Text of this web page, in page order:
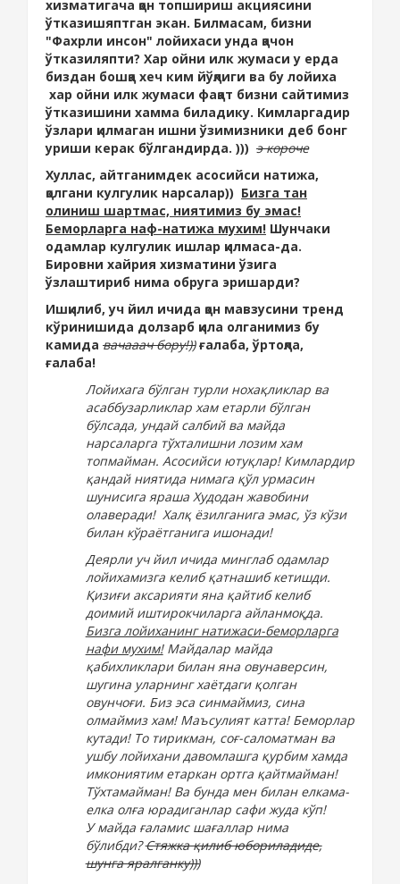
хизматигача қон топшириш акциясини
ўтказишяптган экан. Билмасам, бизни
"Фахрли инсон" лойихаси унда қачон
ўтказиляпти? Хар ойни илк жумаси у ерда
биздан бошқа хеч ким йўқлиги ва бу лойиха
хар ойни илк жумаси фақат бизни сайтимиз
ўтказишини хамма биладику. Кимларгадир
ўзлари қилмаган ишни ўзимизники деб бонг
уриши керак бўлгандирда. ))) э короче
Хуллас, айтганимдек асосийси натижа,
қолгани кулгулик нарсалар)) Бизга тан
олиниш шартмас, ниятимиз бу эмас!
Беморларга наф-натижа мухим! Шунчаки
одамлар кулгулик ишлар қилмаса-да.
Бировни хайрия хизматини ўзига
ўзлаштириб нима обруга эришарди?
Ишқилиб, уч йил ичида қон мавзусини тренд
кўринишида долзарб қила олганимиз бу
камида вачааач бору!)) ғалаба, ўртоқла,
ғалаба!
Лойихага бўлган турли нохақликлар ва
асаббузарликлар хам етарли бўлган
бўлсада, ундай салбий ва майда
нарсаларга тўхталишни лозим хам
топмайман. Асосийси ютуқлар! Кимлардир
қандай ниятида нимага қўл урмасин
шунисига яраша Худодан жавобини
олаверади! Халқ ёзилганига эмас, ўз кўзи
билан кўраётганига ишонади!
Деярли уч йил ичида минглаб одамлар
лойихамизга келиб қатнашиб кетишди.
Қизиғи аксарияти яна қайтиб келиб
доимий иштирокчиларга айланмоқда.
Бизга лойиханинг натижаси-беморларга
нафи мухим!Майдалар майда
қабихликлари билан яна овунаверсин,
шугина уларнинг хаётдаги қолган
овунчоғи. Биз эса синмаймиз, сина
олмаймиз хам! Маъсулият катта! Беморлар
кутади! То тирикман, соғ-саломатман ва
ушбу лойихани давомлашга қурбим хамда
имкониятим етаркан ортга қайтмайман!
Тўхтамайман! Ва бунда мен билан елкама-
елка олға юрадиганлар сафи жуда кўп!
Умайда ғаламис шағаллар нима
бўлибди? Стяжка қилиб юбориладиде,
шунга яралганку)))